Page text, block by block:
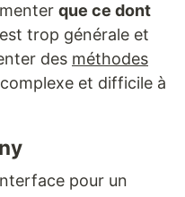
que ce dont
trop générale et
des méthodes
et difficile à
pour un